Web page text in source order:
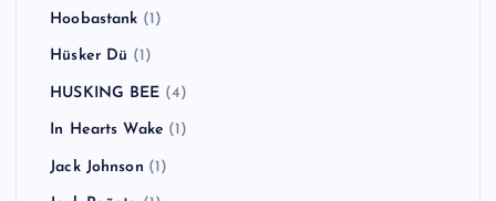
Hoobastank (1)
Hüsker Dü (1)
HUSKING BEE (4)
In Hearts Wake (1)
Jack Johnson (1)